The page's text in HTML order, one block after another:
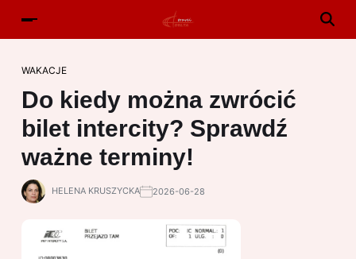
WAKACJE
Do kiedy można zwrócić
bilet intercity? Sprawdź
ważne terminy!
HELENA KRUSZYCKA 2026-06-28